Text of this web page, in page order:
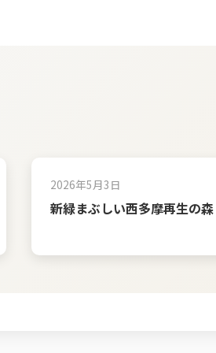
2026年5月3日
新緑まぶしい西多摩再生の森